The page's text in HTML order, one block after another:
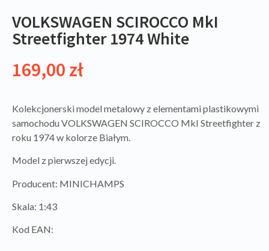
VOLKSWAGEN SCIROCCO MkI
Streetfighter 1974 White
169,00 zł
Kolekcjonerski model metalowy z elementami plastikowymi
samochodu VOLKSWAGEN SCIROCCO MkI Streetfighter z
roku 1974 w kolorze Białym.
Model z pierwszej edycji.
Producent: MINICHAMPS
Skala: 1:43
Kod EAN: